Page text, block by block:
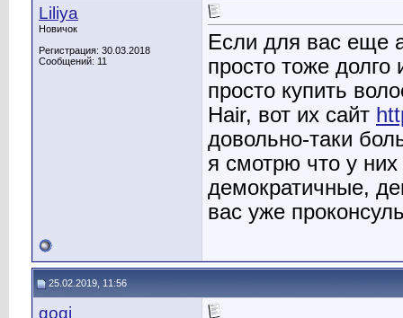
Liliya
Новичок
Регистрация: 30.03.2018
Сообщений: 11
Если для вас еще
просто тоже долго
просто купить
Hair, вот их сайт
довольно-таки
я смотрю что у
демократичные,
вас уже
25.02.2019, 11:56
gogi